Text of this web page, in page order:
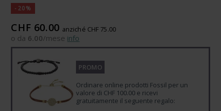
-20%
CHF 60.00 anziché CHF 75.00
o da 6.00/mese info
PROMO
Ordinare online prodotti Fossil per un
valore di CHF 100.00 e ricevi
gratuitamente il seguente regalo: